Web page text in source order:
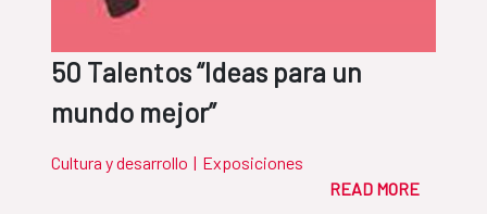
50 Talentos “Ideas para un
mundo mejor”
Cultura y desarrollo | Exposiciones
READ MORE